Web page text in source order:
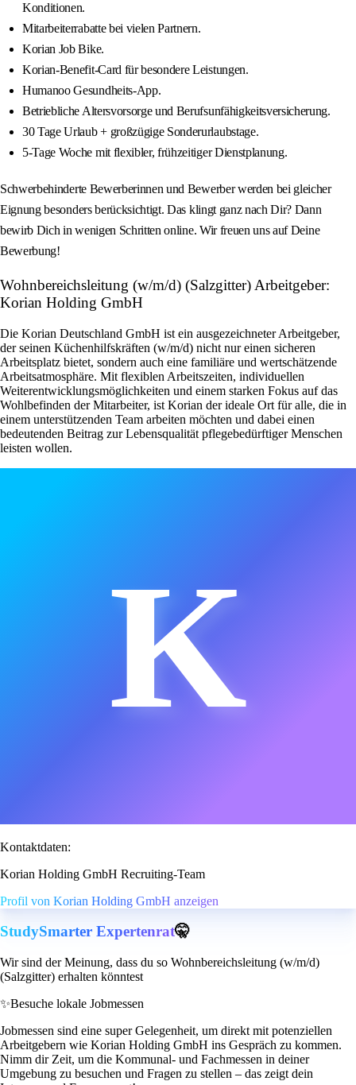
Konditionen.
Mitarbeiterrabatte bei vielen Partnern.
Korian Job Bike.
Korian-Benefit-Card für besondere Leistungen.
Humanoo Gesundheits-App.
Betriebliche Altersvorsorge und Berufsunfähigkeitsversicherung.
30 Tage Urlaub + großzügige Sonderurlaubstage.
5-Tage Woche mit flexibler, frühzeitiger Dienstplanung.
Schwerbehinderte Bewerberinnen und Bewerber werden bei gleicher
Eignung besonders berücksichtigt. Das klingt ganz nach Dir? Dann
bewirb Dich in wenigen Schritten online. Wir freuen uns auf Deine
Bewerbung!
Wohnbereichsleitung (w/m/d) (Salzgitter) Arbeitgeber:
Korian Holding GmbH
Die Korian Deutschland GmbH ist ein ausgezeichneter Arbeitgeber,
der seinen Küchenhilfskräften (w/m/d) nicht nur einen sicheren
Arbeitsplatz bietet, sondern auch eine familiäre und wertschätzende
Arbeitsatmosphäre. Mit flexiblen Arbeitszeiten, individuellen
Weiterentwicklungsmöglichkeiten und einem starken Fokus auf das
Wohlbefinden der Mitarbeiter, ist Korian der ideale Ort für alle, die in
einem unterstützenden Team arbeiten möchten und dabei einen
bedeutenden Beitrag zur Lebensqualität pflegebedürftiger Menschen
leisten wollen.
K
Kontaktdaten:
Korian Holding GmbH Recruiting-Team
Profil von Korian Holding GmbH anzeigen
StudySmarter Expertenrat🤫
Wir sind der Meinung, dass du so Wohnbereichsleitung (w/m/d)
(Salzgitter) erhalten könntest
✨Besuche lokale Jobmessen
Jobmessen sind eine super Gelegenheit, um direkt mit potenziellen
Arbeitgebern wie Korian Holding GmbH ins Gespräch zu kommen.
Nimm dir Zeit, um die Kommunal- und Fachmessen in deiner
Umgebung zu besuchen und Fragen zu stellen – das zeigt dein